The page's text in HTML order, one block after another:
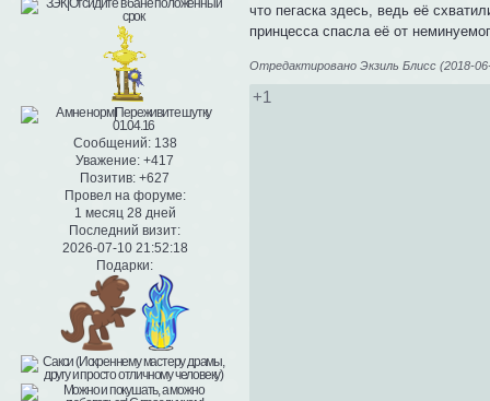
Сообщений:138
Уважение: +417
Позитив: +627
Провел на форуме:
1 месяц 28 дней
Последний визит:
2026-07-10 21:52:18
Подарки:
что пегаска здесь, ведь её
принцесса спасла её от
Отредактировано Экзиль Блисс (2018-
+1